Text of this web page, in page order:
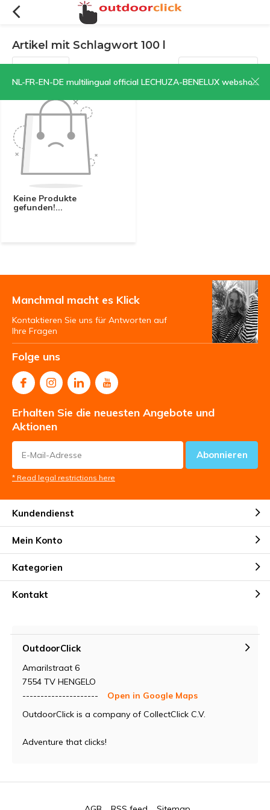
NL-FR-EN-DE multilingual official LECHUZA-BENELUX webshop | CLICK HERE NOW!
Artikel mit Schlagwort 100 l
Filter Sortieren nach:
Keine Produkte
gefunden!...
Manchmal macht es Klick
Kontaktieren Sie uns für Antworten auf
Ihre Fragen
Folge uns
Erhalten Sie die neuesten Angebote und
Aktionen
Abonnieren
* Read legal restrictions here
Kundendienst
Mein Konto
Kategorien
Kontakt
OutdoorClick
Amarilstraat 6
7554 TV HENGELO
---------------------
Open in Google Maps
OutdoorClick is a company of CollectClick C.V.
Adventure that clicks!